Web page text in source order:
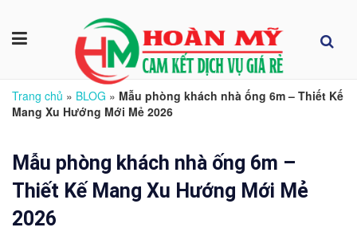
Trang chủ » BLOG » Mẫu phòng khách nhà ống 6m – Thiết Kế
Mang Xu Hướng Mới Mẻ 2026
Mẫu phòng khách nhà ống 6m –
Thiết Kế Mang Xu Hướng Mới Mẻ
2026